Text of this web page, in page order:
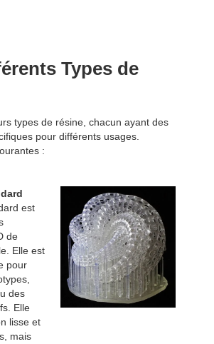
Types de
types de résine, chacun ayant des
pour différents usages.
:
est
de
Elle est
pour
des
Elle
lisse et
mais